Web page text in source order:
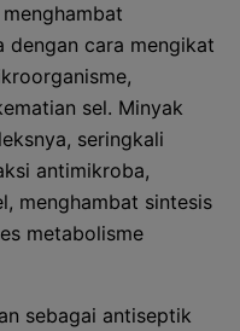
dengan cara mengikat
sel. Minyak
seringkali
antimikroba,
menghambat sintesis
metabolisme
sebagai antiseptik